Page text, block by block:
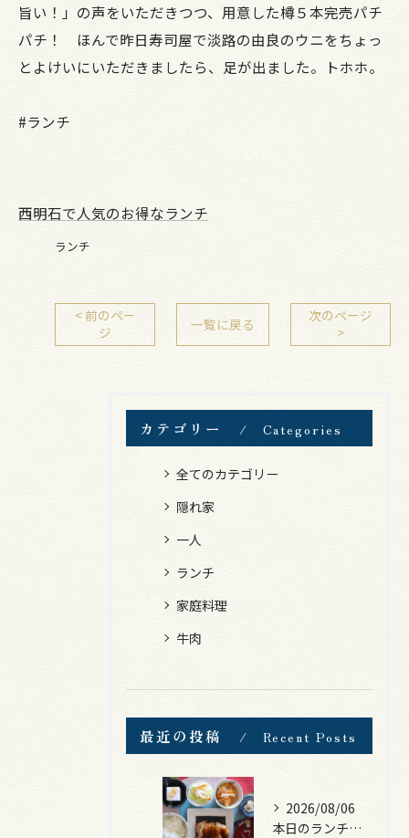
旨い！」の声をいただきつつ、用意した樽５本完売パチ
パチ！ ほんで昨日寿司屋で淡路の由良のウニをちょっ
とよけいにいただきましたら、足が出ました。トホホ。
#ランチ
西明石で人気のお得なランチ
ランチ
< 前のペー
ジ
一覧に戻る
次のページ
>
カテゴリー Categories
全てのカテゴリー
隠れ家
一人
ランチ
家庭料理
牛肉
最近の投稿 Recent Posts
2026/08/06
本日のランチは、照焼きチキン！